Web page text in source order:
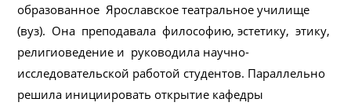
образованное Ярославское театральное училище
(вуз). Она преподавала философию, эстетику, этику,
религиоведение и руководила научно-
исследовательской работой студентов. Параллельно
решила инициировать открытие кафедры